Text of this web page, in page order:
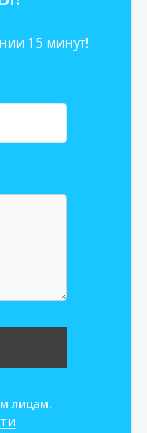
15 минут!
лицам.